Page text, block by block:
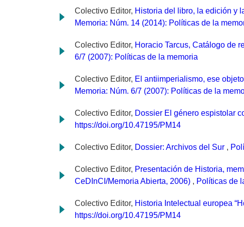
Colectivo Editor, Historia del libro, la edición y
Memoria: Núm. 14 (2014): Políticas de la
Colectivo Editor, Horacio Tarcus, Catálogo de
6/7 (2007): Políticas de la memoria
Colectivo Editor, El antiimperialismo, ese
Memoria: Núm. 6/7 (2007): Políticas de la
Colectivo Editor, Dossier El género espistolar
https://doi.org/10.47195/PM14
Colectivo Editor, Dossier: Archivos del Sur ,
Colectivo Editor, Presentación de Historia,
CeDInCI/Memoria Abierta, 2006) , Políticas de
Colectivo Editor, Historia Intelectual europea
https://doi.org/10.47195/PM14